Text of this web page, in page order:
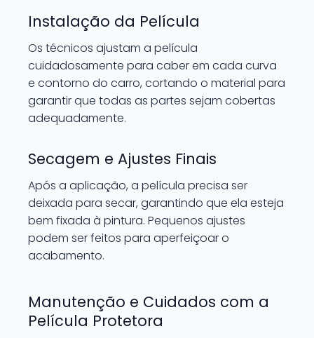
Instalação da Película
Os técnicos ajustam a película
cuidadosamente para caber em cada curva
e contorno do carro, cortando o material para
garantir que todas as partes sejam cobertas
adequadamente.
Secagem e Ajustes Finais
Após a aplicação, a película precisa ser
deixada para secar, garantindo que ela esteja
bem fixada à pintura. Pequenos ajustes
podem ser feitos para aperfeiçoar o
acabamento.
Manutenção e Cuidados com a
Película Protetora